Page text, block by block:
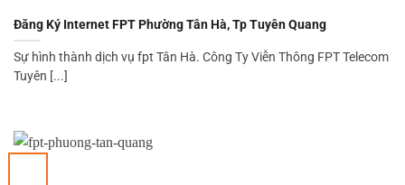
Đăng Ký Internet FPT Phường Tân Hà, Tp Tuyên Quang
Sự hình thành dịch vụ fpt Tân Hà. Công Ty Viễn Thông FPT Telecom
Tuyên [...]